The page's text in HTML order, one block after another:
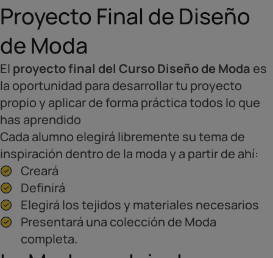
Proyecto Final de Diseño
de Moda
El proyecto final del Curso Diseño de Moda es
la oportunidad para desarrollar tu proyecto
propio y aplicar de forma práctica todos lo que
has aprendido
Cada alumno elegirá libremente su tema de
inspiración dentro de la moda y a partir de ahí:
Creará
Definirá
Elegirá los tejidos y materiales necesarios
Presentará una colección de Moda
completa.